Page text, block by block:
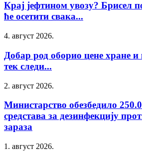
Крај јефтином увозу? Брисел
ће осетити свака...
4. август 2026.
Добар род оборио цене хране
тек следи...
2. август 2026.
Министарство обезбедило
средстава за дезинфекцију
зараза
1. август 2026.